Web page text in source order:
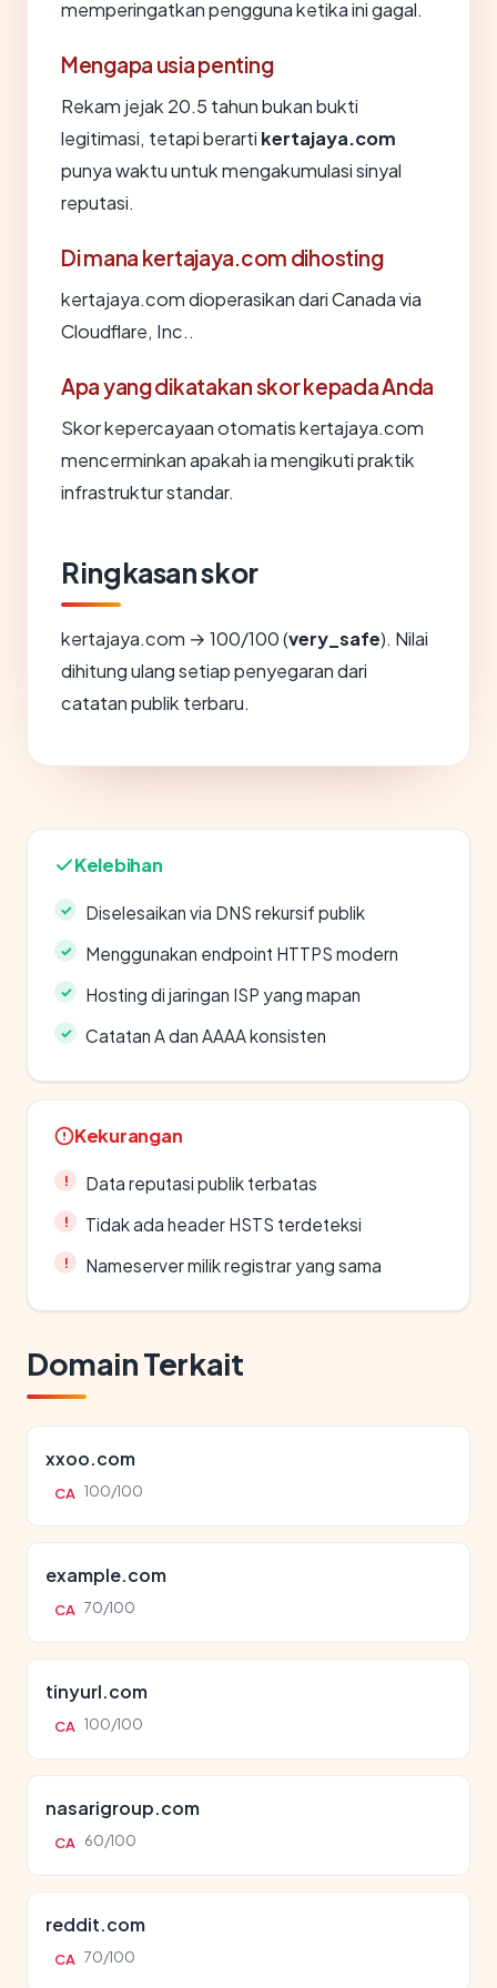
memperingatkan pengguna ketika ini gagal.
Mengapa usia penting
Rekam jejak 20.5 tahun bukan bukti
legitimasi, tetapi berarti kertajaya.com
punya waktu untuk mengakumulasi sinyal
reputasi.
Di mana kertajaya.com dihosting
kertajaya.com dioperasikan dari Canada via
Cloudflare, Inc..
Apa yang dikatakan skor kepada Anda
Skor kepercayaan otomatis kertajaya.com
mencerminkan apakah ia mengikuti praktik
infrastruktur standar.
Ringkasan skor
kertajaya.com → 100/100 (very_safe). Nilai
dihitung ulang setiap penyegaran dari
catatan publik terbaru.
Kelebihan
Diselesaikan via DNS rekursif publik
Menggunakan endpoint HTTPS modern
Hosting di jaringan ISP yang mapan
Catatan A dan AAAA konsisten
Kekurangan
Data reputasi publik terbatas
Tidak ada header HSTS terdeteksi
Nameserver milik registrar yang sama
Domain Terkait
xxoo.com
CA 100/100
example.com
CA 70/100
tinyurl.com
CA 100/100
nasarigroup.com
CA 60/100
reddit.com
CA 70/100